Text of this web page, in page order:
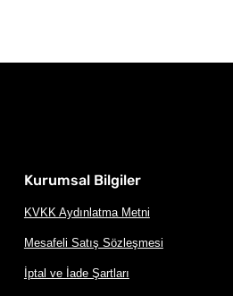
Kurumsal Bilgiler
KVKK Aydınlatma Metni
Mesafeli Satış Sözleşmesi
İptal ve İade Şartları